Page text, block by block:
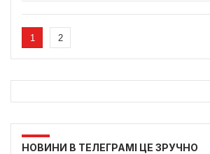
1 2
НОВИНИ В ТЕЛЕГРАМІ ЦЕ ЗРУЧНО